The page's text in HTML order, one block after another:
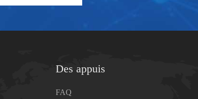
Des appuis
FAQ